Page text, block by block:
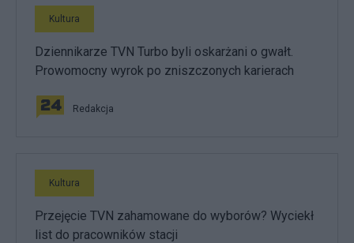
Kultura
Dziennikarze TVN Turbo byli oskarżani o gwałt.
Prowomocny wyrok po zniszczonych karierach
Redakcja
Kultura
Przejęcie TVN zahamowane do wyborów? Wyciekł
list do pracowników stacji